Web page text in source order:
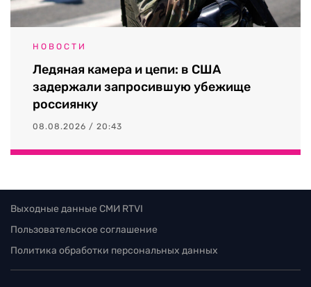
НОВОСТИ
Ледяная камера и цепи: в США
задержали запросившую убежище
россиянку
08.08.2026 / 20:43
Выходные данные СМИ RTVI
Пользовательское соглашение
Политика обработки персональных данных